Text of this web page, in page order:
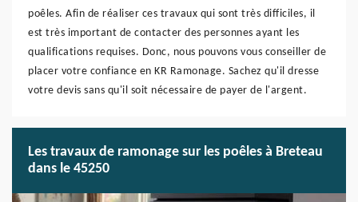
poêles. Afin de réaliser ces travaux qui sont très difficiles, il
est très important de contacter des personnes ayant les
qualifications requises. Donc, nous pouvons vous conseiller de
placer votre confiance en KR Ramonage. Sachez qu'il dresse
votre devis sans qu'il soit nécessaire de payer de l'argent.
Les travaux de ramonage sur les poêles à Breteau
dans le 45250